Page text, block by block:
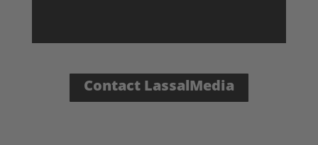
Contact LassalMedia